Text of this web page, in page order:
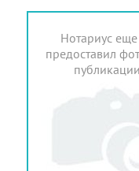
Нотариус
предоставил